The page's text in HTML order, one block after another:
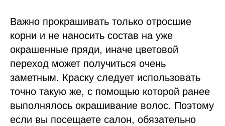
Важно прокрашивать только отросшие
корни и не наносить состав на уже
окрашенные пряди, иначе цветовой
переход может получиться очень
заметным. Краску следует использовать
точно такую же, с помощью которой ранее
выполнялось окрашивание волос. Поэтому
если вы посещаете салон, обязательно